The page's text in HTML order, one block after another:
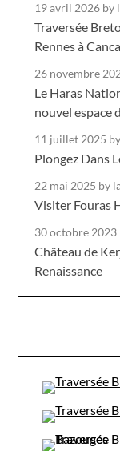
19 avril 2026 by
Traversée
Rennes à
26 novembre
Le Haras
nouvel espace
11 juillet 2025
Plongez Dans
22 mai 2025 by
Visiter Fouras
30 octobre 2023
Château de
Renaissance